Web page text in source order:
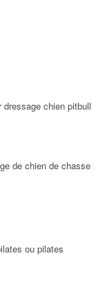
chien pitbull
de chien de chasse
ou pilates